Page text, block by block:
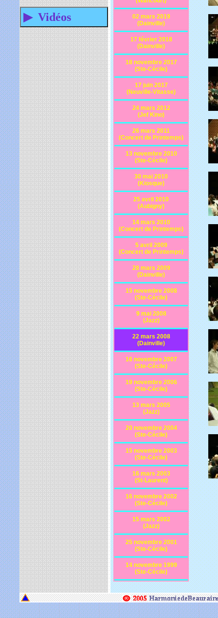
02 mars 2019
(Dainville)
17 février 2018
(Dainville)
18 novembre 2017
(Ste-Cécile)
17 juin 2017
(Neuville-Vitasse)
24 mars 2012
(Jef Kino)
26 mars 2011
(Concert de Printemps)
13 novembre 2010
(Ste-Cécile)
30 mai 2010
(Kiosque)
25 avril 2010
(Aubigny)
14 mars 2010
(Concert de Printemps)
5 avril 2009
(Concert de Printemps)
28 mars 2009
(Dainville)
15 novembre 2008
(Ste-Cécile)
9 mai 2008
(Jazz)
22 mars 2008
(Dainville)
16 novembre 2007
(Ste-Cécile)
19 novembre 2006
(Ste-Cécile)
13 mars 2005
(Jazz)
20 novembre 2004
(Ste-Cécile)
15 novembre 2003
(Ste-Cécile)
16 mars 2003
(St-Laurent)
16 novembre 2002
(Ste-Cécile)
15 mars 2002
(Jazz)
25 novembre 2001
(Ste-Cécile)
14 novembre 1999
(Ste-Cécile)